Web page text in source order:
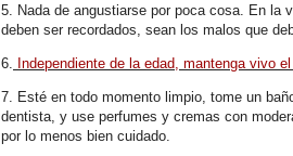
5. Nada de angustiarse por poca cosa. En la
deben ser recordados, sean los malos que
6. Independiente de la edad, mantenga vivo
7. Esté en todo momento limpio, tome un
dentista, y use perfumes y cremas con
por lo menos bien cuidado.